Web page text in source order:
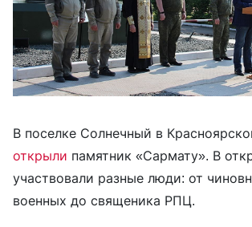
В поселке Солнечный в
открыли памятник «Сармату». В
участвовали разные люди: от
военных до священика РПЦ.